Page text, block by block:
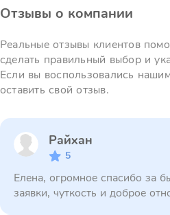
Отзывы о компании
Реальные отзывы клиентов
сделать правильный выбор и
Если вы воспользовались
оставить свой отзыв.
Райхан
5
Елена, огромное спасибо за
заявки, чуткость и доброе